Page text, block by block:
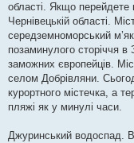
л
е
н
н
я
області. Якщо перейдете
Чернівецькій області.
середземноморський
позаминулого сторіччя
заможних європейців.
селом Добрівляни.
курортного містечка, а
пляжі як у минулі часи.
Джуринський водоспад.